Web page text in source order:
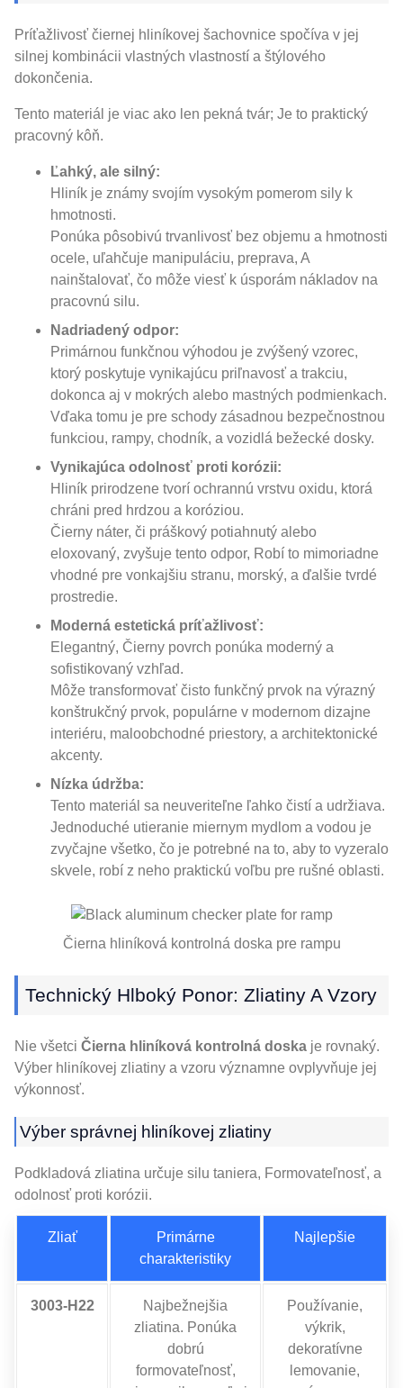
Príťažlivosť čiernej hliníkovej šachovnice spočíva v jej
silnej kombinácii vlastných vlastností a štýlového
dokončenia.
Tento materiál je viac ako len pekná tvár; Je to praktický
pracovný kôň.
Ľahký, ale silný:
Hliník je známy svojím vysokým pomerom sily k
hmotnosti.
Ponúka pôsobivú trvanlivosť bez objemu a hmotnosti
ocele, uľahčuje manipuláciu, preprava, A
nainštalovať, čo môže viesť k úsporám nákladov na
pracovnú silu.
Nadriadený odpor:
Primárnou funkčnou výhodou je zvýšený vzorec,
ktorý poskytuje vynikajúcu priľnavosť a trakciu,
dokonca aj v mokrých alebo mastných podmienkach.
Vďaka tomu je pre schody zásadnou bezpečnostnou
funkciou, rampy, chodník, a vozidlá bežecké dosky.
Vynikajúca odolnosť proti korózii:
Hliník prirodzene tvorí ochrannú vrstvu oxidu, ktorá
chráni pred hrdzou a koróziou.
Čierny náter, či práškový potiahnutý alebo
eloxovaný, zvyšuje tento odpor, Robí to mimoriadne
vhodné pre vonkajšiu stranu, morský, a ďalšie tvrdé
prostredie.
Moderná estetická príťažlivosť:
Elegantný, Čierny povrch ponúka moderný a
sofistikovaný vzhľad.
Môže transformovať čisto funkčný prvok na výrazný
konštrukčný prvok, populárne v modernom dizajne
interiéru, maloobchodné priestory, a architektonické
akcenty.
Nízka údržba:
Tento materiál sa neuveriteľne ľahko čistí a udržiava.
Jednoduché utieranie miernym mydlom a vodou je
zvyčajne všetko, čo je potrebné na to, aby to vyzeralo
skvele, robí z neho praktickú voľbu pre rušné oblasti.
Čierna hliníková kontrolná doska pre rampu
Technický Hlboký Ponor: Zliatiny A Vzory
Nie všetci Čierna hliníková kontrolná doska je rovnaký.
Výber hliníkovej zliatiny a vzoru významne ovplyvňuje jej
výkonnosť.
Výber správnej hliníkovej zliatiny
Podkladová zliatina určuje silu taniera, Formovateľnosť, a
odolnosť proti korózii.
Zliať
Primárne
charakteristiky
Najlepšie
3003-H22
Najbežnejšia
zliatina. Ponúka
dobrú
formovateľnosť,
Používanie,
výkrik,
dekoratívne
lemovanie,